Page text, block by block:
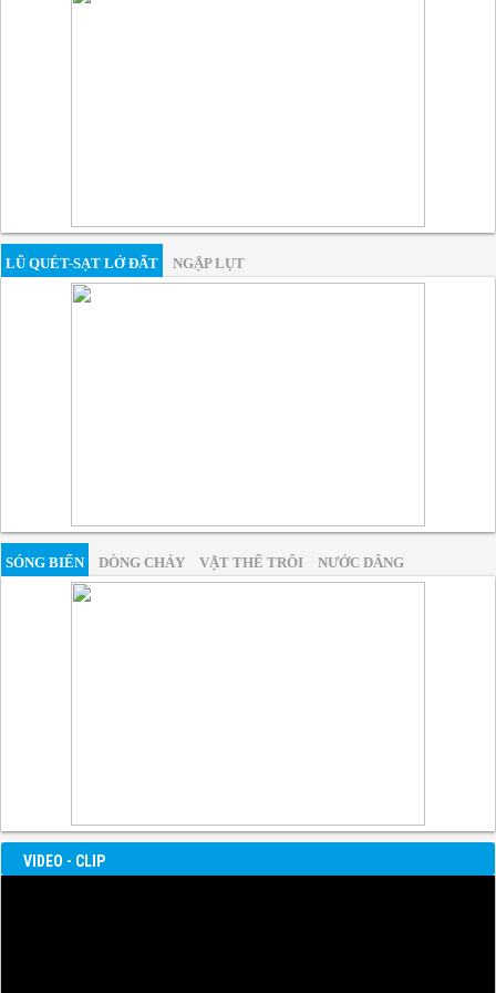
LŨ QUÉT-SẠT LỞ ĐẤT NGẬP LỤT
SÓNG BIỂN DÒNG CHẢY VẬT THỂ TRÔI NƯỚC DÂNG
VIDEO - CLIP